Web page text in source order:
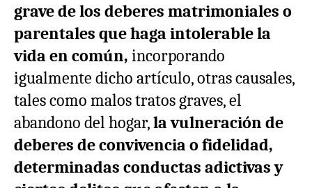
grave de los deberes matrimoniales o
parentales que haga intolerable la
vida en común, incorporando
igualmente dicho artículo, otras causales,
tales como malos tratos graves, el
abandono del hogar,la vulneración de
deberes de convivencia o fidelidad,
determinadas conductas adictivas y